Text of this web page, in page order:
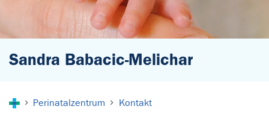
Sandra Babacic-Melichar
Perinatalzentrum
Kontakt